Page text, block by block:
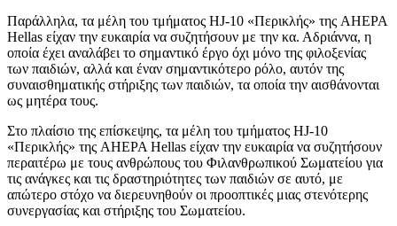
Παράλληλα, τα μέλη του τμήματος HJ-10 «Περικλής» της AHEPA
Hellas είχαν την ευκαιρία να συζητήσουν με την κα. Αδριάννα, η
οποία έχει αναλάβει το σημαντικό έργο όχι μόνο της φιλοξενίας
των παιδιών, αλλά και έναν σημαντικότερο ρόλο, αυτόν της
συναισθηματικής στήριξης των παιδιών, τα οποία την αισθάνονται
ως μητέρα τους.
Στο πλαίσιο της επίσκεψης, τα μέλη του τμήματος HJ-10
«Περικλής» της AHEPA Hellas είχαν την ευκαιρία να συζητήσουν
περαιτέρω με τους ανθρώπους του Φιλανθρωπικού Σωματείου για
τις ανάγκες και τις δραστηριότητες των παιδιών σε αυτό, με
απώτερο στόχο να διερευνηθούν οι προοπτικές μιας στενότερης
συνεργασίας και στήριξης του Σωματείου.